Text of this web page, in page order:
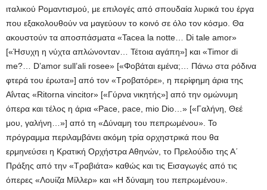
ιταλικού Ρομαντισμού, με επιλογές από σπουδαία λυρικά του έργα
που εξακολουθούν να μαγεύουν το κοινό σε όλο τον κόσμο. Θα
ακουστούν τα αποσπάσματα «Tacea la notte… Di tale amor»
[«Ήσυχη η νύχτα απλώνονταν… Τέτοια αγάπη»] και «Timor di
me?… D’amor sull’ali rosee» [«Φοβάται εμένα;… Πάνω στα ρόδινα
φτερά του έρωτα»] από τον «Τροβατόρε», η περίφημη άρια της
Αΐντας «Ritorna vincitor» [«Γύρνα νικητής»] από την ομώνυμη
όπερα και τέλος η άρια «Pace, pace, mio Dio…» [«Γαλήνη, Θεέ
μου, γαλήνη…»] από τη «Δύναμη του πεπρωμένου». Το
πρόγραμμα περιλαμβάνει ακόμη τρία ορχηστρικά που θα
ερμηνεύσει η Κρατική Ορχήστρα Αθηνών, το Πρελούδιο της Α΄
Πράξης από την «Τραβιάτα» καθώς και τις Εισαγωγές από τις
όπερες «Λουίζα Μίλλερ» και «Η δύναμη του πεπρωμένου».